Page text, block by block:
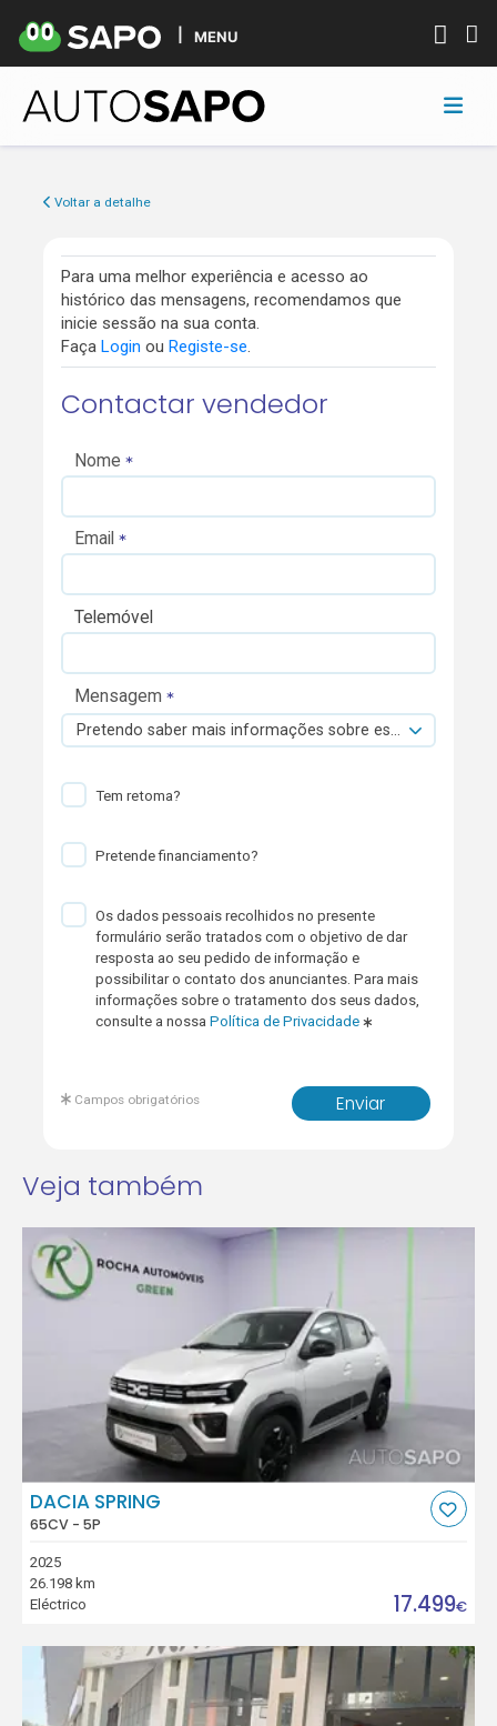
MENU
Voltar a detalhe
Para uma melhor experiência e acesso ao
histórico das mensagens, recomendamos que
inicie sessão na sua conta.
Faça Login ou Registe-se.
Contactar vendedor
Nome
Email
Telemóvel
Mensagem
Pretendo saber mais informações sobre esta viatura.
Tem retoma?
Pretende financiamento?
Os dados pessoais recolhidos no presente
formulário serão tratados com o objetivo de dar
resposta ao seu pedido de informação e
possibilitar o contato dos anunciantes. Para mais
informações sobre o tratamento dos seus dados,
consulte a nossaPolítica de Privacidade
Enviar
Campos obrigatórios
Veja também
DACIA SPRING
65CV - 5P
2025
26.198 km
Eléctrico
17.499€